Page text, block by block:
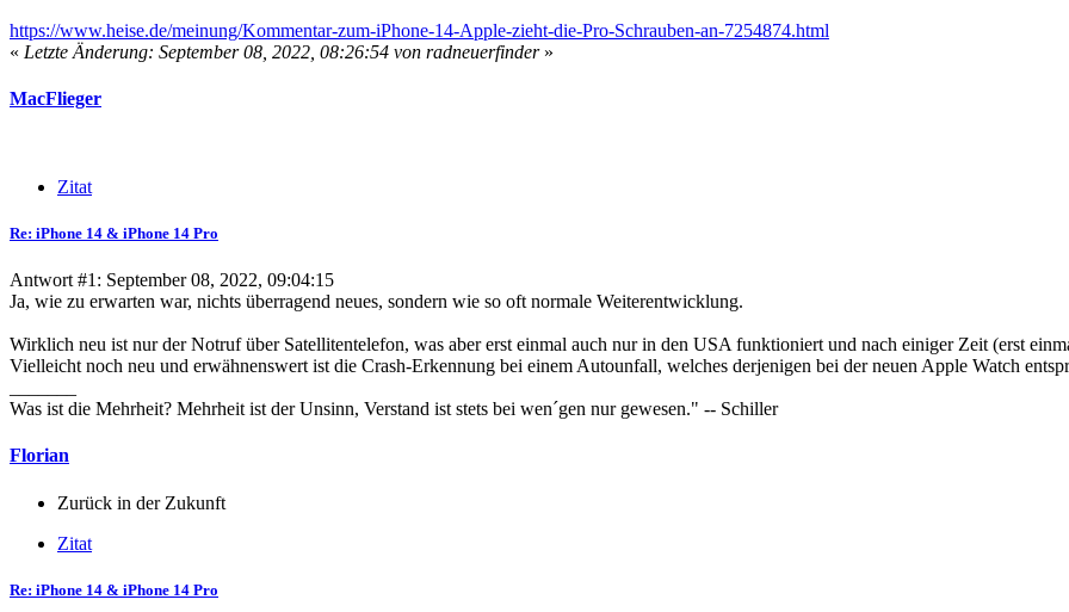
https://www.heise.de/meinung/Kommentar-zum-iPhone-14-Apple-zieht-die-Pro-Schrauben-an-7254874.html
« Letzte Änderung: September 08, 2022, 08:26:54 von radneuerfinder»
MacFlieger
Zitat
Re: iPhone 14 & iPhone 14 Pro
Antwort #1: September 08, 2022, 09:04:15
Ja, wie zu erwarten war, nichts überragend neues, sondern wie so oft normale Weiterentwicklung.
Wirklich neu ist nur der Notruf über Satellitentelefon, was aber erst einmal auch nur in den USA funktioniert und nach einiger Zeit (erst
Vielleicht noch neu und erwähnenswert ist die Crash-Erkennung bei einem Autounfall, welches derjenigen bei der neuen Apple Watch
Was ist die Mehrheit? Mehrheit ist der Unsinn, Verstand ist stets bei wen´gen nur gewesen." -- Schiller
Florian
Zurück in der Zukunft
Zitat
Re: iPhone 14 & iPhone 14 Pro